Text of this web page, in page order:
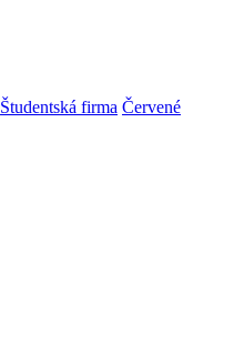
Študentská firma Červené